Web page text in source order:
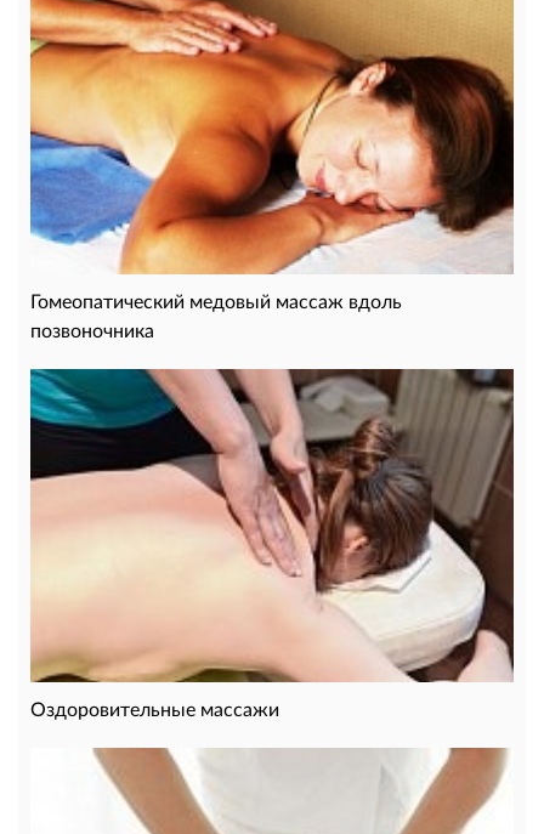
Гомеопатический медовый массаж вдоль
позвоночника
Оздоровительные массажи